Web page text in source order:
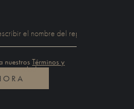
nuestrosTérminos y
privacidad.